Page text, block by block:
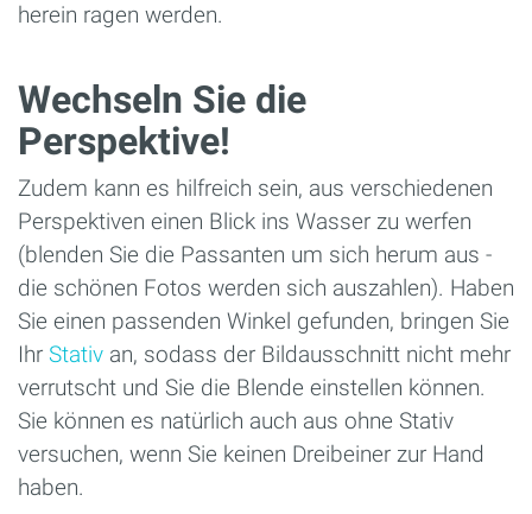
herein ragen werden.
Wechseln Sie die
Perspektive!
Zudem kann es hilfreich sein, aus verschiedenen
Perspektiven einen Blick ins Wasser zu werfen
(blenden Sie die Passanten um sich herum aus -
die schönen Fotos werden sich auszahlen). Haben
Sie einen passenden Winkel gefunden, bringen Sie
Ihr Stativ an, sodass der Bildausschnitt nicht mehr
verrutscht und Sie die Blende einstellen können.
Sie können es natürlich auch aus ohne Stativ
versuchen, wenn Sie keinen Dreibeiner zur Hand
haben.